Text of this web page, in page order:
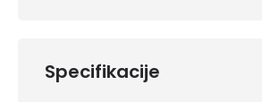
Specifikacije